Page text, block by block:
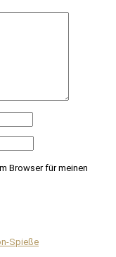
Browser für meinen